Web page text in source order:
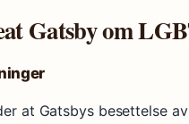
Gatsby om
at Gatsbys besettelse